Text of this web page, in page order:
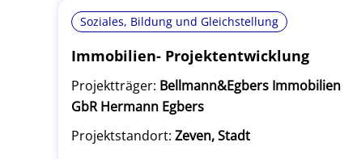
Soziales, Bildung und Gleichstellung
Immobilien- Projektentwicklung
Projektträger: Bellmann&Egbers Immobilien
GbR Hermann Egbers
Projektstandort: Zeven, Stadt